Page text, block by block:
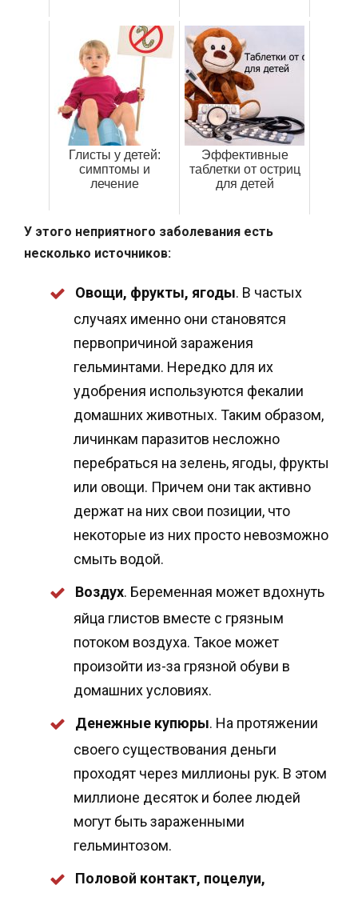
Глисты у детей:
симптомы и
лечение
Эффективные
таблетки от остриц
для детей
У этого неприятного заболевания есть
несколько источников:
Овощи, фрукты, ягоды. В частых
случаях именно они становятся
первопричиной заражения
гельминтами. Нередко для их
удобрения используются фекалии
домашних животных. Таким образом,
личинкам паразитов несложно
перебраться на зелень, ягоды, фрукты
или овощи. Причем они так активно
держат на них свои позиции, что
некоторые из них просто невозможно
смыть водой.
Воздух. Беременная может вдохнуть
яйца глистов вместе с грязным
потоком воздуха. Такое может
произойти из-за грязной обуви в
домашних условиях.
Денежные купюры. На протяжении
своего существования деньги
проходят через миллионы рук. В этом
миллионе десяток и более людей
могут быть зараженными
гельминтозом.
Половой контакт, поцелуи,